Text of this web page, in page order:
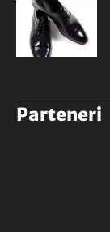
Parteneri